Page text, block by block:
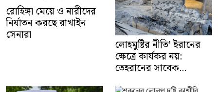
রোহিঙ্গা মেয়ে ও নারীদের
নির্যাতন করছে রাখাইন
সেনারা
লোহমুষ্টির নীতি’ ইরানের
ক্ষেত্রে কার্যকর নয়:
তেহরানের সাবেক...